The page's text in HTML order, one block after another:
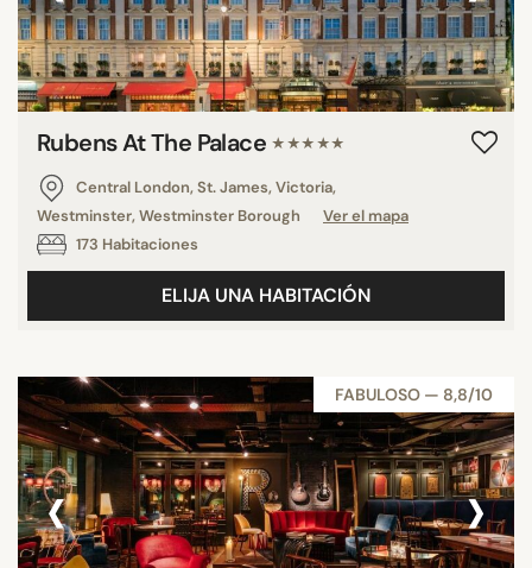
Rubens At The Palace ★★★★★
Central London, St. James, Victoria,
Westminster, Westminster Borough
Ver el mapa
173 Habitaciones
ELIJA UNA HABITACIÓN
FABULOSO — 8,8/10
‹ ›